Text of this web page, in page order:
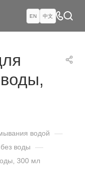
EN 中文
водой —
воды —
300 мл